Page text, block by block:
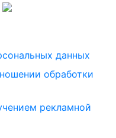
данных
обработки
рекламной